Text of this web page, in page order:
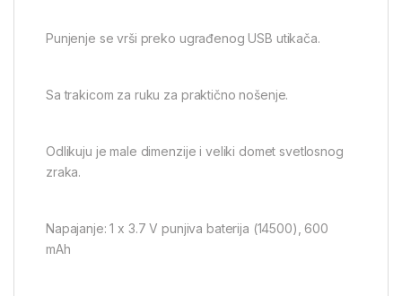
Punjenje se vrši preko ugrađenog USB utikača.
Sa trakicom za ruku za praktično nošenje.
Odlikuju je male dimenzije i veliki domet svetlosnog
zraka.
Napajanje: 1 x 3.7 V punjiva baterija (14500), 600
mAh